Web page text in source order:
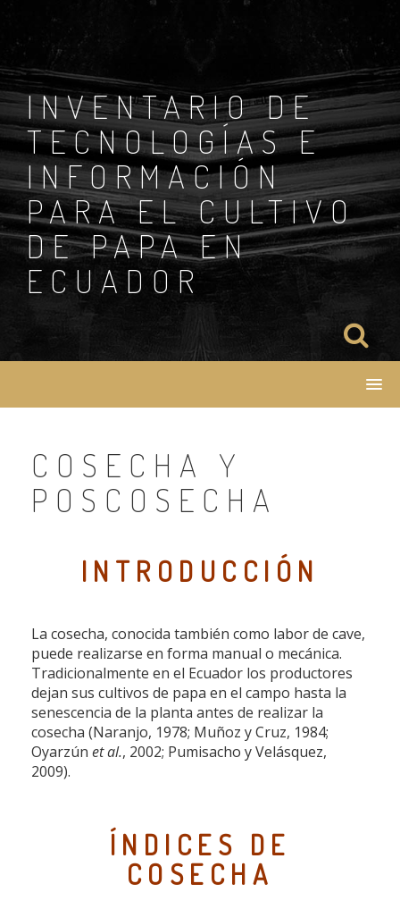
content
INVENTARIO DE
TECNOLOGÍAS E
INFORMACIÓN
PARA EL CULTIVO
DE PAPA EN
ECUADOR
COSECHA Y
POSCOSECHA
INTRODUCCIÓN
La cosecha, conocida también como labor de cave,
puede realizarse en forma manual o mecánica.
Tradicionalmente en el Ecuador los productores
dejan sus cultivos de papa en el campo hasta la
senescencia de la planta antes de realizar la
cosecha (Naranjo, 1978; Muñoz y Cruz, 1984;
Oyarzún et al., 2002; Pumisacho y Velásquez,
2009).
ÍNDICES DE
COSECHA